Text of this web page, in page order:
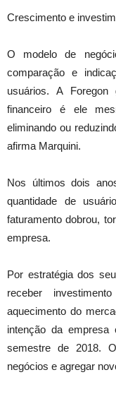
Crescimento e
O modelo de
comparação e
usuários. A
financeiro é ele
eliminando ou
afirma Marquini.
Nos últimos dois
quantidade de
faturamento dobrou,
empresa.
Por estratégia dos
receber
aquecimento do
intenção da empresa
semestre de 2018.
negócios e agregar